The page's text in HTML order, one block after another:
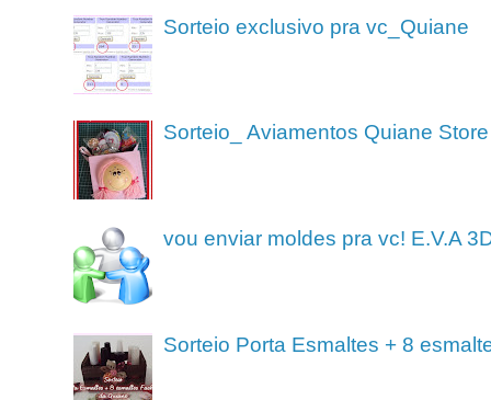
Sorteio exclusivo pra vc_Quiane
Sorteio_ Aviamentos Quiane Store
vou enviar moldes pra vc! E.V.A
Sorteio Porta Esmaltes + 8